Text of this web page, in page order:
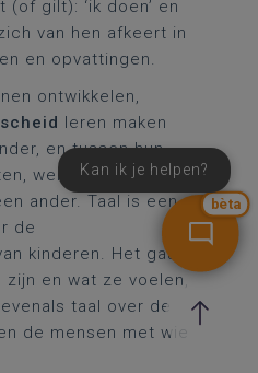
gilt): ‘ik doen’ en
van hen afkeert in
en opvattingen.
ontwikkelen,
leren maken
en tussen hun
wensen,
ander. Taal is een
de
kinderen. Het gaat
en wat ze voelen,
taal over de
de mensen met wie
bèta
Kan ik je helpen?